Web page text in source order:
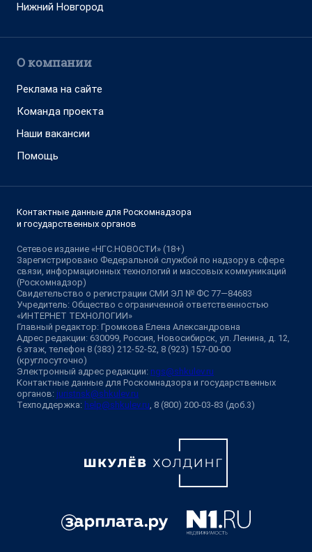
Нижний Новгород
О компании
Реклама на сайте
Команда проекта
Наши вакансии
Помощь
Контактные данные для Роскомнадзора
и государственных органов
Сетевое издание «НГС.НОВОСТИ» (18+)
Зарегистрировано Федеральной службой по надзору в сфере
связи, информационных технологий и массовых коммуникаций
(Роскомнадзор)
Свидетельство о регистрации СМИ ЭЛ № ФС 77—84683
Учредитель: Общество с ограниченной ответственностью
«ИНТЕРНЕТ ТЕХНОЛОГИИ»
Главный редактор: Громкова Елена Александровна
Адрес редакции: 630099, Россия, Новосибирск, ул. Ленина, д. 12,
6 этаж, телефон 8 (383) 212-52-52, 8 (923) 157-00-00
(круглосуточно)
Электронный адрес редакции: ngs@shkulev.ru
Контактные данные для Роскомнадзора и государственных
органов: juristnsk@shkulev.ru
Техподдержка: help@shkulev.ru, 8 (800) 200-03-83 (доб.3)